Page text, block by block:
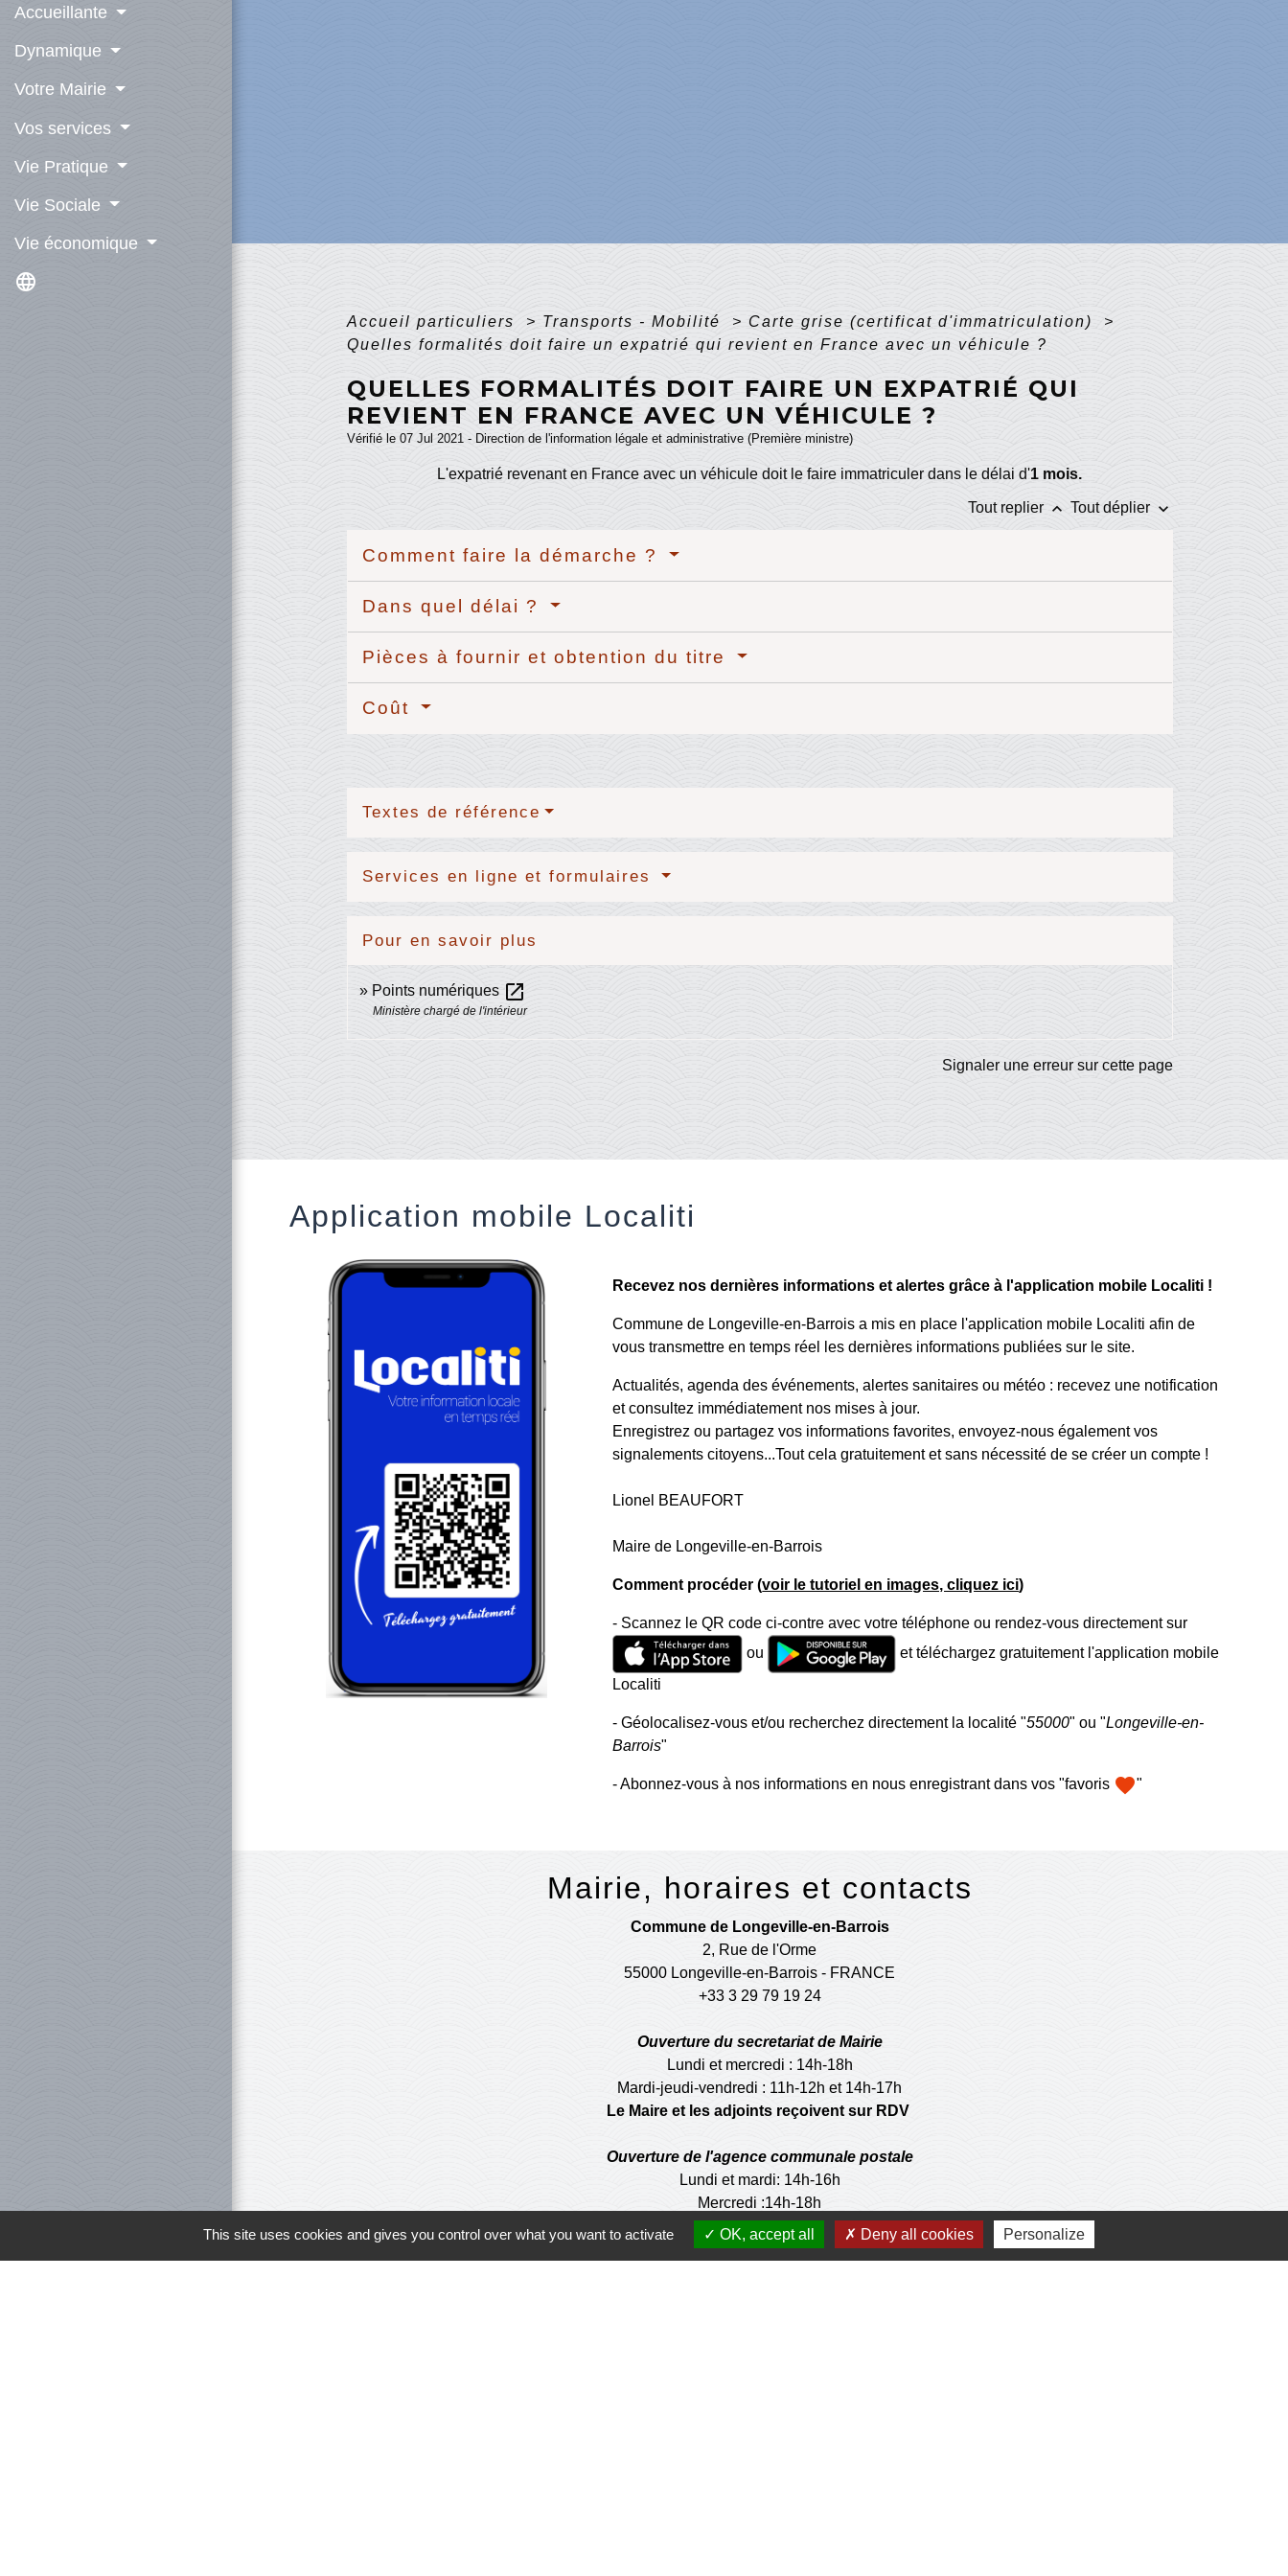
Accueillante
Dynamique
Votre Mairie
Vos services
Vie Pratique
Vie Sociale
Vie économique
language
Accueil particuliers > Transports - Mobilité > Carte grise (certificat d'immatriculation)
>
Quelles formalités doit faire un expatrié qui revient en France avec un véhicule ?
QUELLES FORMALITÉS DOIT FAIRE UN EXPATRIÉ QUI
REVIENT EN FRANCE AVEC UN VÉHICULE ?
Vérifié le 07 Jul 2021 - Direction de l'information légale et administrative (Première ministre)
L'expatrié revenant en France avec un véhicule doit le faire immatriculer dans le délai d'1 mois.
Tout replier keyboard_arrow_up Tout déplier keyboard_arrow_down
Comment faire la démarche ?
Dans quel délai ?
Pièces à fournir et obtention du titre
Coût
Textes de référence
Services en ligne et formulaires
Pour en savoir plus
Points numériques open_in_new
Ministère chargé de l'intérieur
Signaler une erreur sur cette page
Application mobile Localiti
Recevez nos dernières informations et alertes grâce à l'application mobile Localiti !
Commune de Longeville-en-Barrois a mis en place l'application mobile Localiti afin de
vous transmettre en temps réel les dernières informations publiées sur le site.
Actualités, agenda des événements, alertes sanitaires ou météo : recevez une notification
et consultez immédiatement nos mises à jour.
Enregistrez ou partagez vos informations favorites, envoyez-nous également vos
signalements citoyens...Tout cela gratuitement et sans nécessité de se créer un compte !
Lionel BEAUFORT
Maire de Longeville-en-Barrois
Comment procéder (voir le tutoriel en images, cliquez ici)
- Scannez le QR code ci-contre avec votre téléphone ou rendez-vous directement sur
ou
et téléchargez gratuitement l'application mobile
Localiti
- Géolocalisez-vous et/ou recherchez directement la localité "55000" ou "Longeville-en-
Barrois"
- Abonnez-vous à nos informations en nous enregistrant dans vos "favoris favorite"
Mairie, horaires et contacts
Commune de Longeville-en-Barrois
2, Rue de l'Orme
55000 Longeville-en-Barrois - FRANCE
+33 3 29 79 19 24
Ouverture du secretariat de Mairie
Lundi et mercredi : 14h-18h
Mardi-jeudi-vendredi : 11h-12h et 14h-17h
Le Maire et les adjoints reçoivent sur RDV
Ouverture de l'agence communale postale
Lundi et mardi: 14h-16h
Mercredi :14h-18h
Jeudi et vendredi : 9h-11h
This site uses cookies and gives you control over what you want to activate OK, accept all Deny all cookies Personalize